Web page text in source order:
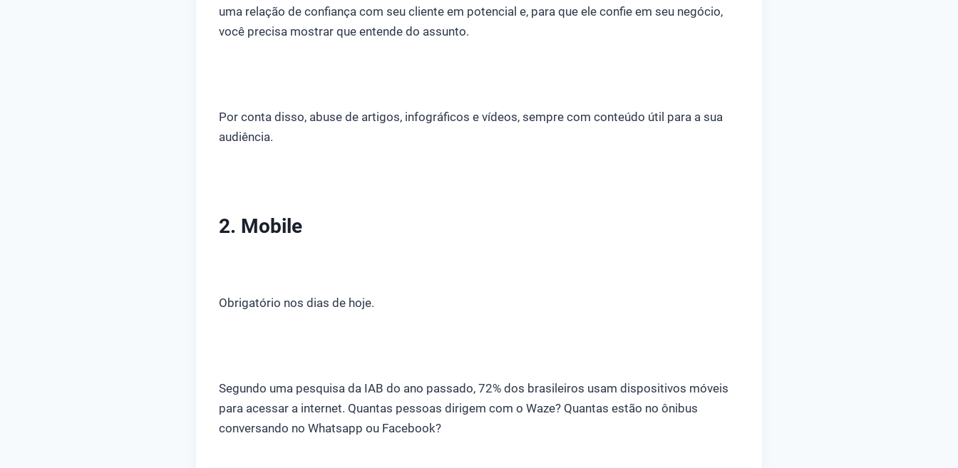
uma relação de confiança com seu cliente em potencial e, para que ele confie em seu negócio,
você precisa mostrar que entende do assunto.
Por conta disso, abuse de artigos, infográficos e vídeos, sempre com conteúdo útil para a sua
audiência.
2. Mobile
Obrigatório nos dias de hoje.
Segundo uma pesquisa da IAB do ano passado, 72% dos brasileiros usam dispositivos móveis
para acessar a internet. Quantas pessoas dirigem com o Waze? Quantas estão no ônibus
conversando no Whatsapp ou Facebook?